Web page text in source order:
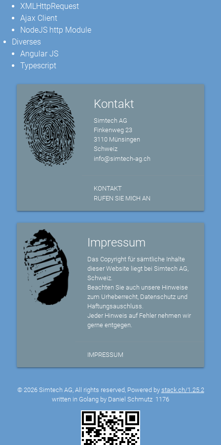
XMLHttpRequest
Ajax Client
NodeJS http Module
Diverses
Angular JS
Typescript
Kontakt
Simtech AG
Finkenweg 23
3110 Münsingen
Schweiz
info@simtech-ag.ch
KONTAKT
RUFEN SIE MICH AN
Impressum
Das Copyright für sämtliche Inhalte
dieser Website liegt bei Simtech AG,
Schweiz.
Beachten Sie auch unsere Hinweise
zum Urheberrecht, Datenschutz und
Haftungsauschluss.
Jeder Hinweis auf Fehler nehmen wir
gerne entgegen.
IMPRESSUM
© 2026 Simtech AG, All rights reserved, Powered by stack.ch/1.25.2
written in Golang by Daniel Schmutz 1176